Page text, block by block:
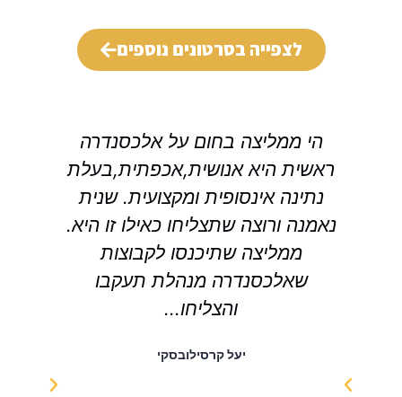
לצפייה בסרטונים נוספים
הי ממליצה בחום על אלכסנדרה
ראשית היא אנושית,אכפתית,בעלת
נתינה אינסופית ומקצועית. שנית
נאמנה ורוצה שתצליחו כאילו זו היא.
ממליצה שתיכנסו לקבוצות
שאלכסנדרה מנהלת תעקבו
והצליחו...
יעל קרסילובסקי